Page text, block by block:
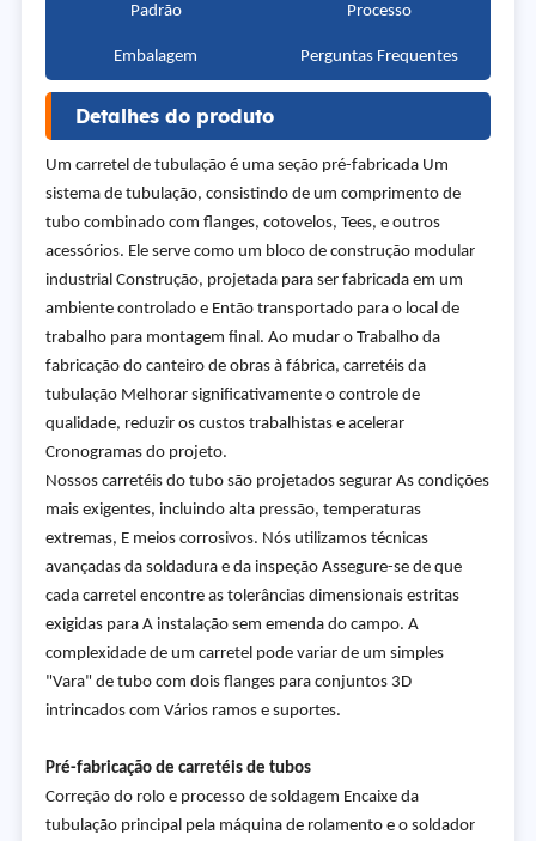
Padrão Processo
Embalagem Perguntas Frequentes
Detalhes do produto
Um carretel de tubulação é uma seção pré-fabricada Um
sistema de tubulação, consistindo de um comprimento de
tubo combinado com flanges, cotovelos, Tees, e outros
acessórios. Ele serve como um bloco de construção modular
industrial Construção, projetada para ser fabricada em um
ambiente controlado e Então transportado para o local de
trabalho para montagem final. Ao mudar o Trabalho da
fabricação do canteiro de obras à fábrica, carretéis da
tubulação Melhorar significativamente o controle de
qualidade, reduzir os custos trabalhistas e acelerar
Cronogramas do projeto.
Nossos carretéis do tubo são projetados segurar As condições
mais exigentes, incluindo alta pressão, temperaturas
extremas, E meios corrosivos. Nós utilizamos técnicas
avançadas da soldadura e da inspeção Assegure-se de que
cada carretel encontre as tolerâncias dimensionais estritas
exigidas para A instalação sem emenda do campo. A
complexidade de um carretel pode variar de um simples
"Vara" de tubo com dois flanges para conjuntos 3D
intrincados com Vários ramos e suportes.
Pré-fabricação de carretéis de tubos
Correção do rolo e processo de soldagem Encaixe da
tubulação principal pela máquina de rolamento e o soldador